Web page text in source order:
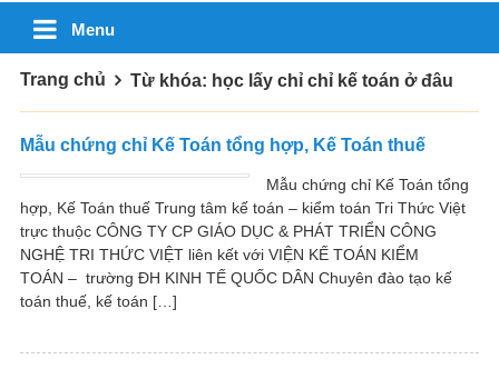
Menu
Trang chủ Từ khóa: học lấy chỉ chỉ kế toán ở đâu
Mẫu chứng chỉ Kế Toán tổng hợp, Kế Toán thuế
Mẫu chứng chỉ Kế Toán tổng
hợp, Kế Toán thuế Trung tâm kế toán – kiểm toán Tri Thức Việt
trực thuộc CÔNG TY CP GIÁO DỤC & PHÁT TRIỂN CÔNG
NGHỆ TRI THỨC VIỆT liên kết với VIỆN KẾ TOÁN KIỂM
TOÁN – trường ĐH KINH TẾ QUỐC DÂN Chuyên đào tạo kế
toán thuế, kế toán […]